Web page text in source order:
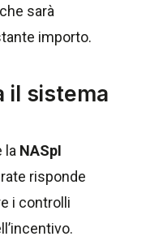
sarà
importo.
il sistema
la NASpI
risponde
i controlli